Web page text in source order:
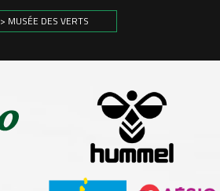
> MUSÉE DES VERTS